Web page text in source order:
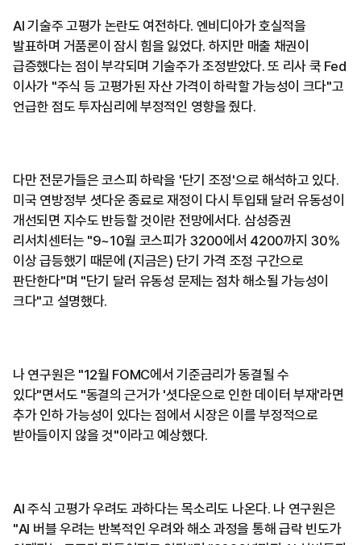
AI 기술주 고평가 논란도 여전하다. 엔비디아가 호실적을
발표하며 거품론이 잠시 힘을 잃었다. 하지만 매출 채권이
급증했다는 점이 부각되며 기술주가 조정받았다. 또 리사 쿡 Fed
이사가 "주식 등 고평가된 자산 가격이 하락할 가능성이 크다"고
언급한 점도 투자심리에 부정적인 영향을 줬다.
다만 전문가들은 코스피 하락을 '단기 조정'으로 해석하고 있다.
미국 연방정부 셧다운 종료로 재정이 다시 투입돼 달러 유동성이
개선되면 지수도 반등할 것이란 전망에서다. 삼성증권
리서치센터는 "9~10월 코스피가 3200에서 4200까지 30%
이상 급등했기 때문에 (지금은) 단기 가격 조정 구간으로
판단한다"며 "단기 달러 유동성 문제는 점차 해소될 가능성이
크다"고 설명했다.
나 연구원은 "12월 FOMC에서 기준금리가 동결될 수
있다"면서도 "동결의 근거가 '셧다운으로 인한 데이터 부재'라면
추가 인하 가능성이 있다는 점에서 시장은 이를 부정적으로
받아들이지 않을 것"이라고 예상했다.
AI 주식 고평가 우려도 과하다는 목소리도 나온다. 나 연구원은
"AI 버블 우려는 반복적인 우려와 해소 과정을 통해 급락 빈도가